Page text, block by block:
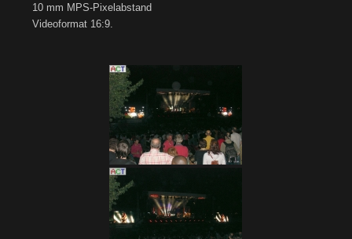
10 mm MPS-Pixelabstand
Videoformat 16:9.